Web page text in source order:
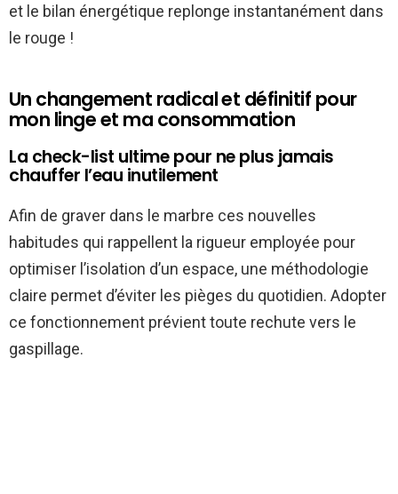
et le bilan énergétique replonge instantanément dans
le rouge !
Un changement radical et définitif pour
mon linge et ma consommation
La check-list ultime pour ne plus jamais
chauffer l’eau inutilement
Afin de graver dans le marbre ces nouvelles
habitudes qui rappellent la rigueur employée pour
optimiser l’isolation d’un espace, une méthodologie
claire permet d’éviter les pièges du quotidien. Adopter
ce fonctionnement prévient toute rechute vers le
gaspillage.